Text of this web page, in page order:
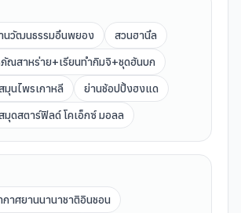
นวัฒนธรรมอึนพยอง
สวนฮานึล
ณสาหร่าย+เรียนทำกิมจิ+ชุดฮันบก
มุนไพรเกาหลี
ย่านช้อปปิ้งฮงแด
มุดสตาร์ฟิลด์ โคเอ็กซ์ มอลล
กาศยานนานาชาติอินชอน